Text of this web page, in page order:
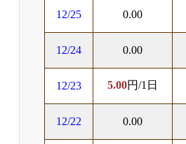
12/25 0.00
12/24 0.00
12/23 5.00円/1日
12/22 0.00